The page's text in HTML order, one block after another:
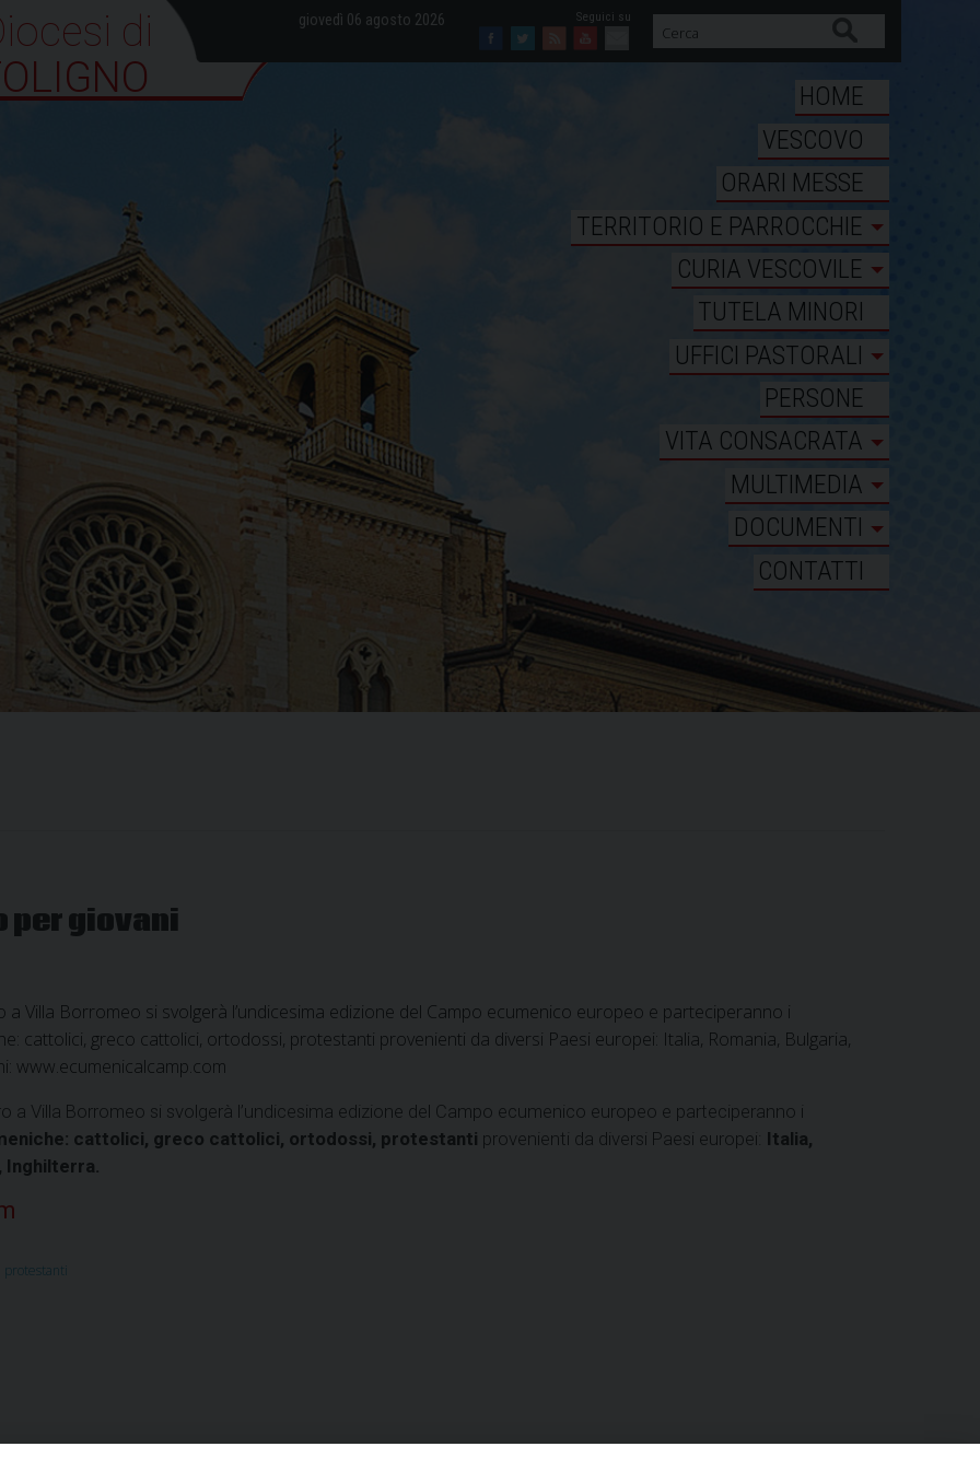
giovedì 06 agosto 2026
Facebook
Twitter
FeedYoutube
Mail
di Foligno
HOME
VESCOVO
ORARI MESSE
TERRITORIO E PARROCCHIE
CURIA VESCOVILE
TUTELA MINORI
UFFICI PASTORALI
PERSONE
VITA CONSACRATA
MULTIMEDIA
DOCUMENTI
CONTATTI
per giovani
Villa Borromeo si svolgerà l’undicesima edizione del Campo ecumenico europeo e parteciperanno i
cattolici, greco cattolici, ortodossi, protestanti provenienti da diversi Paesi europei: Italia, Romania, Bulgaria,
www.ecumenicalcamp.com
a Villa Borromeo si svolgerà l’undicesima edizione del Campo ecumenico europeo e parteciperanno i
cattolici, greco cattolici, ortodossi, protestanti provenienti da diversi Paesi europei: Italia,
Inghilterra.
protestanti